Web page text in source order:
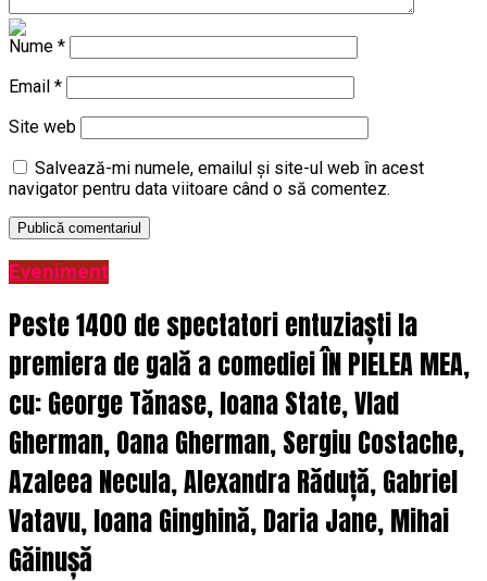
Nume *
Email *
Site web
Salvează-mi numele, emailul și site-ul web în acest
navigator pentru data viitoare când o să comentez.
Eveniment
Peste 1400 de spectatori entuziaști la
premiera de gală a comediei ÎN PIELEA MEA,
cu: George Tănase, Ioana State, Vlad
Gherman, Oana Gherman, Sergiu Costache,
Azaleea Necula, Alexandra Răduță, Gabriel
Vatavu, Ioana Ginghină, Daria Jane, Mihai
Găinușă